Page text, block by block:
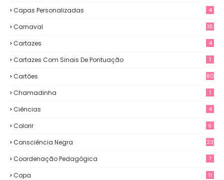
Capas Personalizadas 4
Carnaval 16
Cartazes 4
Cartazes Com Sinais De Pontuação 1
Cartões 80
Chamadinha 1
Ciências 4
Colorir 6
Consciência Negra 23
Coordenação Pedagógica 7
Copa 11